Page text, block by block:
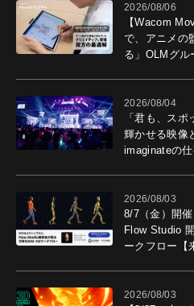
2026/08/06
【Wacom
で、アニメの
る」OLMグル
2026/08/04
「君も、ス
輝かせる映像
imaginateの
2026/08/03
8/7（金）開
Flow Studio
ークフロー【
2026/08/03